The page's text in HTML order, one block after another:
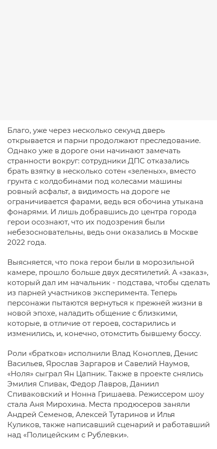
Благо, уже через несколько секунд дверь
открывается и парни продолжают преследование.
Однако уже в дороге они начинают замечать
странности вокруг: сотрудники ДПС отказались
брать взятку в несколько сотен «зеленых», вместо
грунта с колдобинами под колесами машины
ровный асфальт, а видимость на дороге не
ограничивается фарами, ведь вся обочина утыкана
фонарями. И лишь добравшись до центра города
герои осознают, что их подозрения были
небезосновательны, ведь они оказались в Москве
2022 года.
Выясняется, что пока герои были в морозильной
камере, прошло больше двух десятилетий. А «заказ»,
который дал им начальник - подстава, чтобы сделать
из парней участников эксперимента. Теперь
персонажи пытаются вернуться к прежней жизни в
новой эпохе, наладить общение с близкими,
которые, в отличие от героев, состарились и
изменились, и, конечно, отомстить бывшему боссу.
Роли «братков» исполнили Влад Коноплев, Денис
Васильев, Ярослав Заргаров и Савелий Наумов,
«Ноля» сыграл Ян Цапник. Также в проекте снялись
Эмилия Спивак, Федор Лавров, Даниил
Спиваковский и Нонна Гришаева. Режиссером шоу
стала Аня Мирохина. Места продюсеров заняли
Андрей Семенов, Алексей Тутаринов и Илья
Куликов, также написавший сценарий и работавший
над «Полицейским с Рублевки».